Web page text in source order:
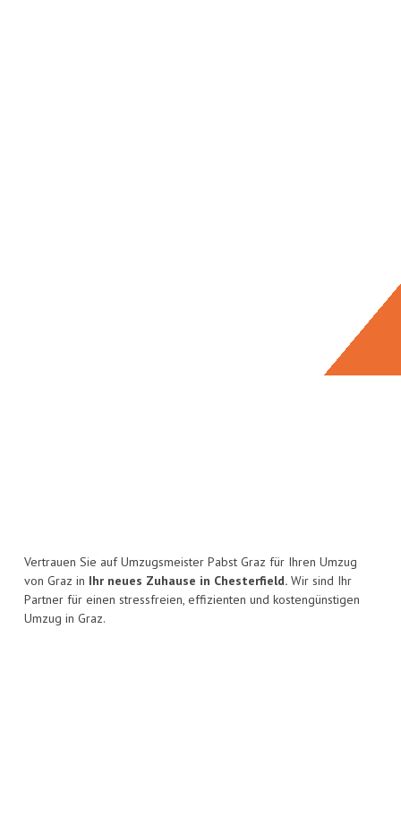
Vertrauen Sie auf Umzugsmeister Pabst Graz für Ihren Umzug
von Graz in Ihr neues Zuhause in Chesterfield. Wir sind Ihr
Partner für einen stressfreien, effizienten und kostengünstigen
Umzug in Graz.